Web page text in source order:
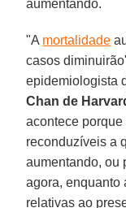
aumentando.
"A mortalidade
casos
epidemiologista
Chan de
acontece
reconduzíveis a
aumentando, ou
agora, enquanto
relativas ao